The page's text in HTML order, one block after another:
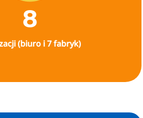
8
(biuro i 7 fabryk)